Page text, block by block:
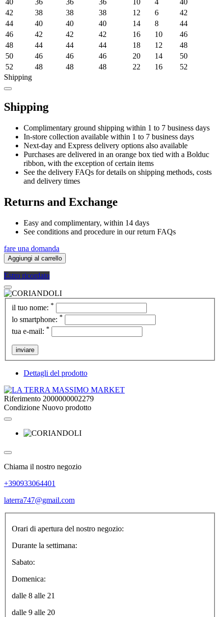
40 36 36 36 10 4
40
42
38 38 38 12 6
42
44
40 40 40 14 8
44
46
42 42 42 16 10
46
48
44 44 44 18 12
48
50
46 46 46 20 14
50
52
48 48 48 22 16
52
Shipping
Shipping
Complimentary ground shipping within 1 to 7 business days
In-store collection available within 1 to 7 business days
Next-day and Express delivery options also available
Purchases are delivered in an orange box tied with a Bolduc
ribbon, with the exception of certain items
See the delivery FAQs for details on shipping methods, costs
and delivery times
Returns and Exchange
Easy and complimentary, within 14 days
See conditions and procedure in our return FAQs
fare una domanda
Aggiungi al carrello
Estro ricordato
il tuo nome: *
lo smartphone: *
tua e-mail: *
inviare
Dettagli del prodotto
Riferimento 2000000002279
Condizione Nuovo prodotto
Chiama il nostro negozio
+390933064401
laterra747@gmail.com
Orari di apertura del nostro negozio:
Durante la settimana:
Sabato:
Domenica:
dalle 8 alle 21
dalle 9 alle 20